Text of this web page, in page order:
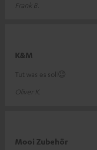
Frank B.
K&M
Tut was es soll😉
Oliver K.
Mooi Zubehör